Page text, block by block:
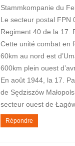
Stammkompanie du
Le secteur postal FPN
Regiment 40 de la 17.
Cette unité combat en
60km au nord est
600km plein ouest
En août 1944, la 17.
de Sędziszów
secteur ouest de
Répondre